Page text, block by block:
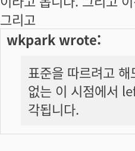
그리고
wkpark wrote:
표준을 따르려고
없는 이 시점에서
각됩니다.